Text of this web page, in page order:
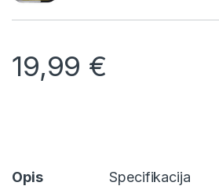
19,99 €
Opis Specifikacija